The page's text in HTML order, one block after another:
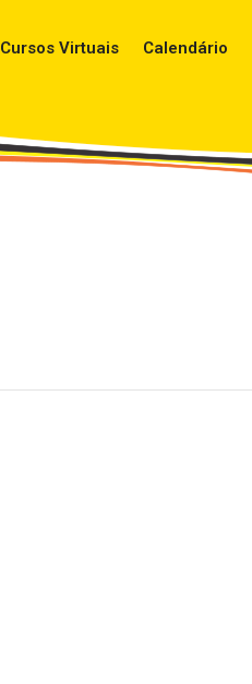
Cursos Virtuais Calendário